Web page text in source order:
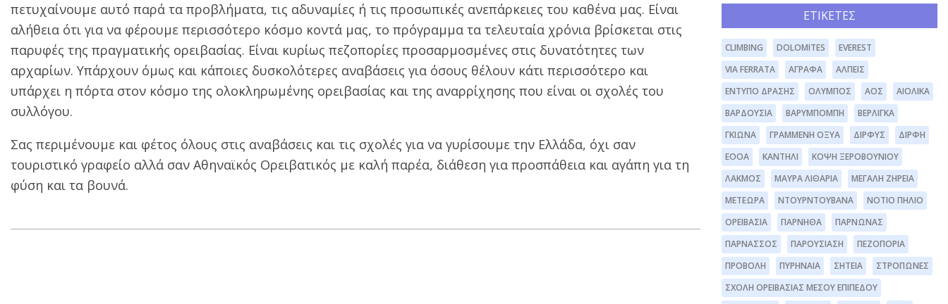
πετυχαίνουμε αυτό παρά τα προβλήματα, τις αδυναμίες ή τις προσωπικές ανεπάρκειες του καθένα μας. Είναι
αλήθεια ότι για να φέρουμε περισσότερο κόσμο κοντά μας, το πρόγραμμα τα τελευταία χρόνια βρίσκεται στις
παρυφές της πραγματικής ορειβασίας. Είναι κυρίως πεζοπορίες προσαρμοσμένες στις δυνατότητες των
αρχαρίων. Υπάρχουν όμως και κάποιες δυσκολότερες αναβάσεις για όσους θέλουν κάτι περισσότερο και
υπάρχει η πόρτα στον κόσμο της ολοκληρωμένης ορειβασίας και της αναρρίχησης που είναι οι σχολές του
συλλόγου.
Σας περιμένουμε και φέτος όλους στις αναβάσεις και τις σχολές για να γυρίσουμε την Ελλάδα, όχι σαν
τουριστικό γραφείο αλλά σαν Αθηναϊκός Ορειβατικός με καλή παρέα, διάθεση για προσπάθεια και αγάπη για τη
φύση και τα βουνά.
ΕΤΙΚΈΤΕΣ
CLIMBING DOLOMITES
EVEREST
VIA FERRATA
ΆΓΡΑΦΑ
ΆΛΠΕΙΣ
ΈΝΤΥΠΟ ΔΡΆΣΗΣ
ΌΛΥΜΠΟΣ ΑΟΣ
ΑΙΟΛΙΚΆ
ΒΑΡΔΟΎΣΙΑ
ΒΑΡΥΜΠΌΜΠΗ
ΒΕΡΛΊΓΚΑ
ΓΚΙΏΝΑ
ΓΡΑΜΜΈΝΗ ΟΞΥΆ ΔΊΡΦΥΣ
ΔΙΡΦΗ
ΕΟΟΑ
ΚΑΝΤΉΛΙ
ΚΌΨΗ ΞΕΡΟΒΟΥΝΊΟΥ
ΛΆΚΜΟΣ
ΜΑΥΡΑ ΛΙΘΆΡΙΑ
ΜΕΓΆΛΗ ΖΉΡΕΙΑ
ΜΕΤΈΩΡΑ
ΝΤΟΥΡΝΤΟΥΒΆΝΑ
ΝΌΤΙΟ ΠΉΛΙΟ
ΟΡΕΙΒΑΣΊΑ
ΠΆΡΝΗΘΑ
ΠΆΡΝΩΝΑΣ
ΠΑΡΝΑΣΣΌΣ
ΠΑΡΟΥΣΊΑΣΗ
ΠΕΖΟΠΟΡΊΑ
ΠΡΟΒΟΛΉ
ΠΥΡΗΝΑΊΑ ΣΗΤΕΊΑ
ΣΤΡΌΠΩΝΕΣ
ΣΧΟΛΉ ΟΡΕΙΒΑΣΊΑΣ ΜΈΣΟΥ ΕΠΙΠΈΔΟΥ